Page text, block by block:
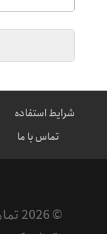
شرایط استفاده
تماس با ما
©
2026